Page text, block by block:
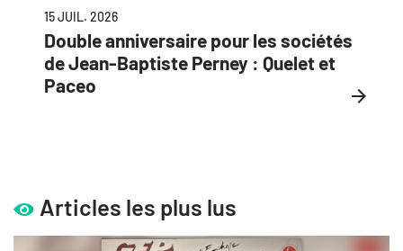
15 JUIL. 2026
Double anniversaire pour les sociétés
de Jean-Baptiste Perney : Quelet et
Paceo
Articles les plus lus